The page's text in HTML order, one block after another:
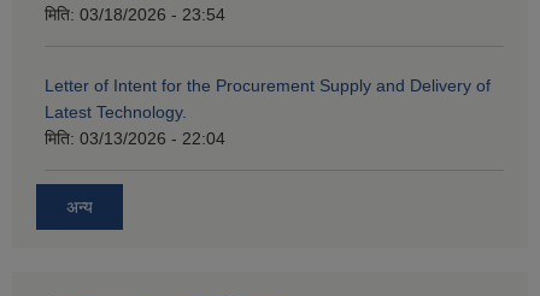
मिति: 03/18/2026 - 23:54
Letter of Intent for the Procurement Supply and Delivery of
Latest Technology.
मिति: 03/13/2026 - 22:04
अन्य